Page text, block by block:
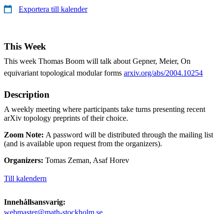
Exportera till kalender
This Week
This week Thomas Boom will talk about Gepner, Meier, On
equivariant topological modular forms arxiv.org/abs/2004.10254
Description
A weekly meeting where participants take turns presenting recent
arXiv topology preprints of their choice.
Zoom Note: A password will be distributed through the mailing list
(and is available upon request from the organizers).
Organizers: Tomas Zeman, Asaf Horev
Till kalendern
Innehållsansvarig:
webmaster@math-stockholm.se